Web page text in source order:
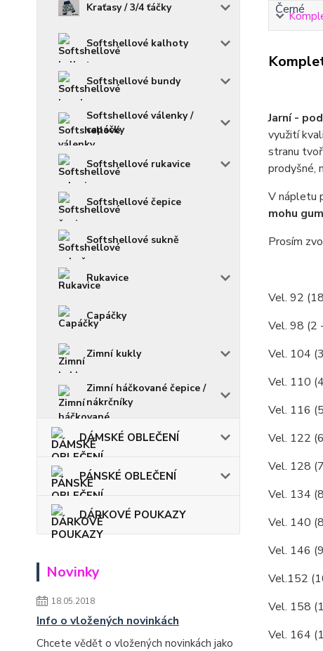
Kraťasy / 3/4 ťáčky
Softshellové kalhoty
Softshellové bundy
Softshellové válenky /
capáčky
Softshellové rukavice
Softshellové čepice
Softshellové sukně
Rukavice
Capáčky
Zimní kukly
Zimní háčkované čepice /
nákrčníky
DÁMSKÉ OBLEČENÍ
PÁNSKÉ OBLEČENÍ
DÁRKOVÉ POUKAZY
Novinky
18.05.2018
Info o vložených novinkách
Chcete vědět o vložených novinkách jako
Jarní -
využití
stranu
prodyšné,
V nápletu
mohu
Prosím
Vel. 92
Vel. 98 (2
Vel. 104
Vel. 110
Vel. 116
Vel. 122
Vel. 128
Vel. 134
Vel. 140
Vel. 146
Vel.152
Vel. 158
Vel. 164